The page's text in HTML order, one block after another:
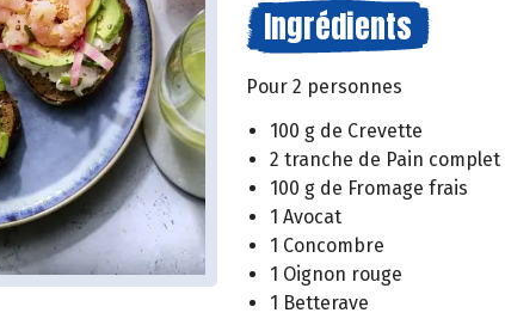
Ingrédients
Pour 2 personnes
100 g de Crevette
2 tranche de Pain complet
100 g de Fromage frais
1 Avocat
1 Concombre
1 Oignon rouge
1 Betterave